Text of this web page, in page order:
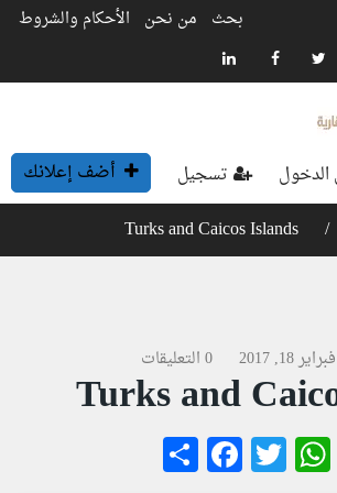
بحث من نحن الأحكام والشروط
تسجيل
أضف إعلانك
Turks and Caicos Islands
فبراير 18, 2017 0 التعليقات
Turks and
WhatsApp
Twitter
Facebook